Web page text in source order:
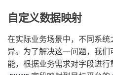
自定义数据映射
在实际业务场景中，不同系
异。为了解决这一问题，我
能，根据业务需求对字段进